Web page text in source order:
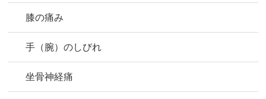
膝の痛み
手（腕）のしびれ
坐骨神経痛